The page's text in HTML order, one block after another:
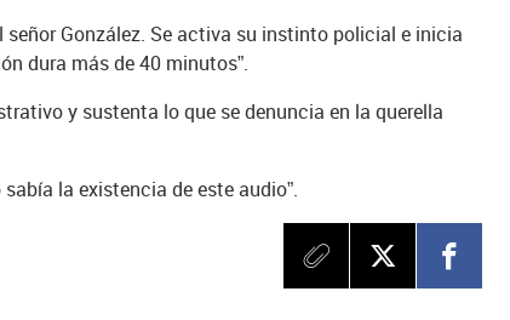
González. Se activa su instinto policial e inicia
dura más de 40 minutos”.
y sustenta lo que se denuncia en la querella
la existencia de este audio”.